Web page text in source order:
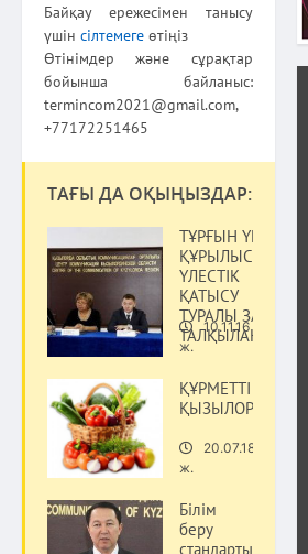
Байқау ережесімен танысу
үшін сілтемеге өтіңіз
Өтінімдер және сұрақтар
бойынша байланыс:
termincom2021@gmail.com,
+77172251465
ТАҒЫ ДА ОҚЫҢЫЗДАР:
ТҰРҒЫН ҮЙ
ҚҰРЫЛЫСЫНА
ҮЛЕСТІК
ҚАТЫСУ
ТУРАЛЫ ЗАҢ
ТАЛҚЫЛАНДЫ
10.11.16
ж.
ҚҰРМЕТТІ
20.07.18
ж.
Білім
беру
стандарты